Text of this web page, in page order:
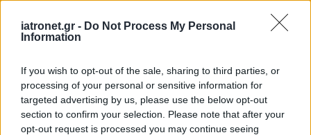
iatronet.gr - Do Not Process My Personal
Information
If you wish to opt-out of the sale, sharing to third parties, or
processing of your personal or sensitive information for
targeted advertising by us, please use the below opt-out
section to confirm your selection. Please note that after your
opt-out request is processed you may continue seeing